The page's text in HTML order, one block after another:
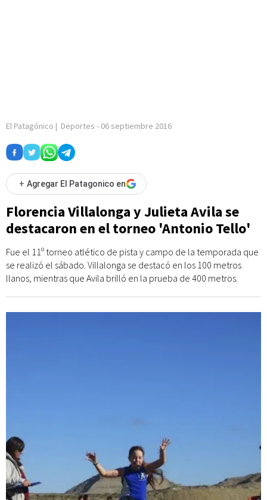
El Patagónico | Deportes - 06 septiembre 2016
+ Agregar El Patagonico en
Florencia Villalonga y Julieta Avila se
destacaron en el torneo 'Antonio Tello'
Fue el 11º torneo atlético de pista y campo de la temporada que
se realizó el sábado. Villalonga se destacó en los 100 metros
llanos, mientras que Avila brilló en la prueba de 400 metros.